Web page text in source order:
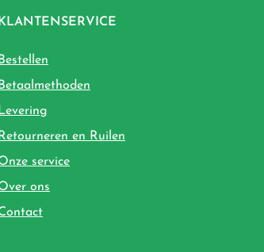
KLANTENSERVICE
Bestellen
Betaalmethoden
Levering
Retourneren en Ruilen
service
ons